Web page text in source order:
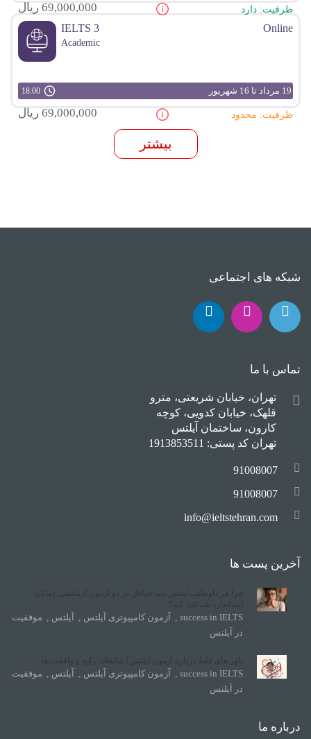
ظرفیت: دارد 69,000,000 ریال
Online
IELTS 3
Academic
19 مرداد تا 16 شهریور 18:00
ظرفیت: محدود 69,000,000 ریال
بیشتر
شبکه های اجتماعی
تماس با ما
تهران، خیابان شریعتی، مترو
قلهک، خیابان کدویی، کوچه
کارون، ساختمان آیلتس
تهران کد پستی: 1913853511
91008007
91008007
info@ieltstehran.com
آخرین پست ها
چرا هر داوطلب آیلتس باید حداقل در دو آزمون آزمایشی (ماک)
استاندارد شرکت کند؟
success in IELTS
, آزمون کامپیوتری آیلتس , آیلتس , موفقیت
در آیلتس
باور های غلط درباره آزمون آیلتس | شایعات رایج و واقعیت‌ها
success in IELTS
, آزمون کامپیوتری آیلتس , آیلتس , موفقیت
در آیلتس
درباره ما